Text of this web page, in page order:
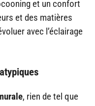
et un confort
et des matières
avec l’éclairage
, rien de tel que